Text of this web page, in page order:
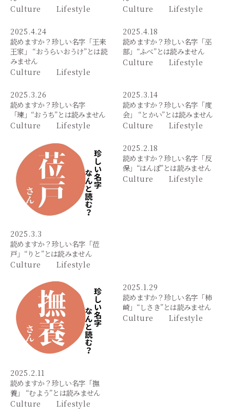
Culture
Lifestyle
Culture
Lifestyle
2025.4.24
読めますか？珍しい名字「王来
王家」 “おうらいおうけ”とは読
みません
Culture
Lifestyle
2025.4.18
読めますか？珍しい名字「巫
部」“ふべ”とは読みません
Culture
Lifestyle
2025.3.26
読めますか？珍しい名字
「瑓」“おうち”とは読みません
Culture
Lifestyle
2025.3.14
読めますか？珍しい名字「度
会」 “とかい”とは読みません
Culture
Lifestyle
2025.3.3
読めますか？珍しい名字「莅
戸」“りと”とは読みません
Culture
Lifestyle
2025.2.18
読めますか？珍しい名字「反
保」“はんぽ”とは読みません
Culture
Lifestyle
2025.2.11
読めますか？珍しい名字「撫
養」 “むよう”とは読みません
Culture
Lifestyle
2025.1.29
読めますか？珍しい名字「柿
崎」“しさき”とは読みません
Culture
Lifestyle